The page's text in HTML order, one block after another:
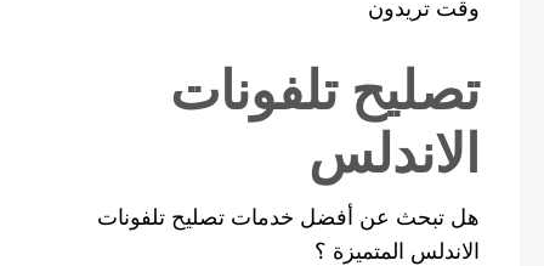
وقت تريدون
تصليح تلفونات
الاندلس
هل تبحث عن أفضل خدمات تصليح تلفونات
الاندلس المتميزة ؟